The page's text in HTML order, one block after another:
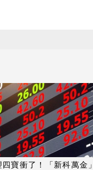
四寶衝了！「新科萬金」